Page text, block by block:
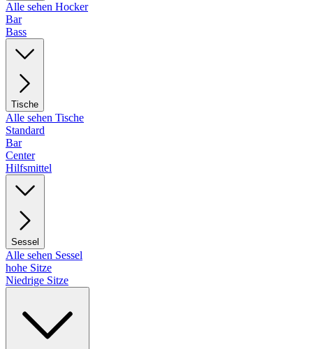
Alle sehen Hocker
Bar
Bass
Tische
Alle sehen Tische
Standard
Bar
Center
Hilfsmittel
Sessel
Alle sehen Sessel
hohe Sitze
Niedrige Sitze